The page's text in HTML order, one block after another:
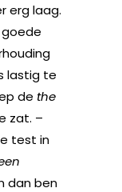
erg laag.
goede
lastig te
de the
zat. –
test in
dan ben